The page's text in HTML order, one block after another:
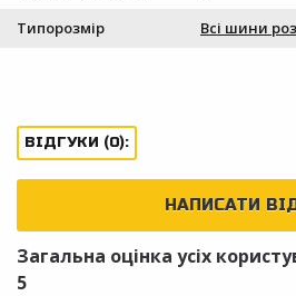
Типорозмір
Всі шини
ВІДГУКИ (0):
НАПИСАТИ
Загальна оцінка усіх
5